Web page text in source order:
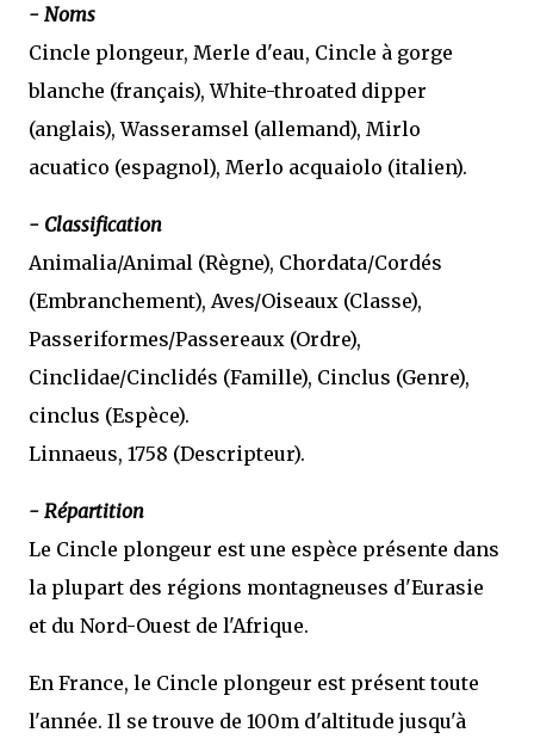
- Noms
Cincle plongeur, Merle d'eau, Cincle à gorge
blanche (français), White-throated dipper
(anglais), Wasseramsel (allemand), Mirlo
acuatico (espagnol), Merlo acquaiolo (italien).
- Classification
Animalia/Animal (Règne), Chordata/Cordés
(Embranchement), Aves/Oiseaux (Classe),
Passeriformes/Passereaux (Ordre),
Cinclidae/Cinclidés (Famille), Cinclus (Genre),
cinclus (Espèce).
Linnaeus, 1758 (Descripteur).
- Répartition
Le Cincle plongeur est une espèce présente dans
la plupart des régions montagneuses d'Eurasie
et du Nord-Ouest de l'Afrique.
En France, le Cincle plongeur est présent toute
l'année. Il se trouve de 100m d'altitude jusqu'à